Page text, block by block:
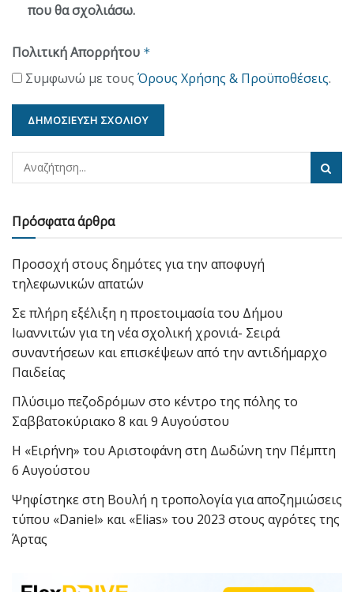
που θα σχολιάσω.
Πολιτική Απορρήτου *
Συμφωνώ με τους Όρους Χρήσης & Προϋποθέσεις.
Πρόσφατα άρθρα
Προσοχή στους δημότες για την αποφυγή
τηλεφωνικών απατών
Σε πλήρη εξέλιξη η προετοιμασία του Δήμου
Ιωαννιτών για τη νέα σχολική χρονιά- Σειρά
συναντήσεων και επισκέψεων από την αντιδήμαρχο
Παιδείας
Πλύσιμο πεζοδρόμων στο κέντρο της πόλης το
Σαββατοκύριακο 8 και 9 Αυγούστου
Η «Ειρήνη» του Αριστοφάνη στη Δωδώνη την Πέμπτη
6 Αυγούστου
Ψηφίστηκε στη Βουλή η τροπολογία για αποζημιώσεις
τύπου «Daniel» και «Elias» του 2023 στους αγρότες της
Άρτας